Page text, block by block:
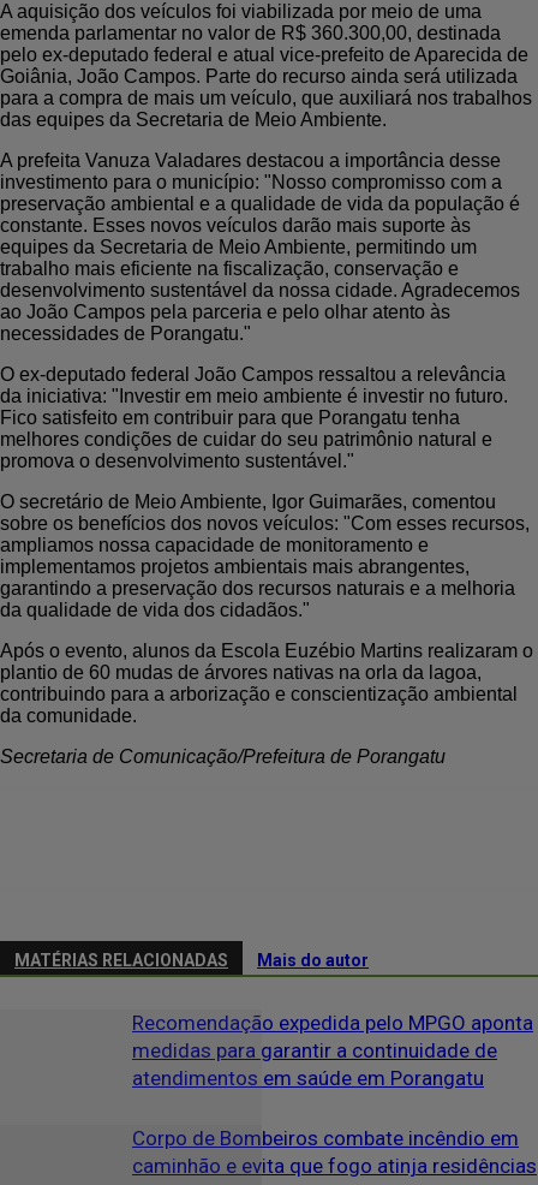
A aquisição dos veículos foi viabilizada por meio de uma
emenda parlamentar no valor de R$ 360.300,00, destinada
pelo ex-deputado federal e atual vice-prefeito de Aparecida de
Goiânia, João Campos. Parte do recurso ainda será utilizada
para a compra de mais um veículo, que auxiliará nos trabalhos
das equipes da Secretaria de Meio Ambiente.
A prefeita Vanuza Valadares destacou a importância desse
investimento para o município: "Nosso compromisso com a
preservação ambiental e a qualidade de vida da população é
constante. Esses novos veículos darão mais suporte às
equipes da Secretaria de Meio Ambiente, permitindo um
trabalho mais eficiente na fiscalização, conservação e
desenvolvimento sustentável da nossa cidade. Agradecemos
ao João Campos pela parceria e pelo olhar atento às
necessidades de Porangatu."
O ex-deputado federal João Campos ressaltou a relevância
da iniciativa: "Investir em meio ambiente é investir no futuro.
Fico satisfeito em contribuir para que Porangatu tenha
melhores condições de cuidar do seu patrimônio natural e
promova o desenvolvimento sustentável."
O secretário de Meio Ambiente, Igor Guimarães, comentou
sobre os benefícios dos novos veículos: "Com esses recursos,
ampliamos nossa capacidade de monitoramento e
implementamos projetos ambientais mais abrangentes,
garantindo a preservação dos recursos naturais e a melhoria
da qualidade de vida dos cidadãos."
Após o evento, alunos da Escola Euzébio Martins realizaram o
plantio de 60 mudas de árvores nativas na orla da lagoa,
contribuindo para a arborização e conscientização ambiental
da comunidade.
Secretaria de Comunicação/Prefeitura de Porangatu
MATÉRIAS RELACIONADAS Mais do autor
Recomendação expedida pelo MPGO aponta
medidas para garantir a continuidade de
atendimentos em saúde em Porangatu
Corpo de Bombeiros combate incêndio em
caminhão e evita que fogo atinja residências